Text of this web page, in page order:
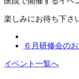
楽しみにお待ち下さ
６月研修会の
イベント一覧へ